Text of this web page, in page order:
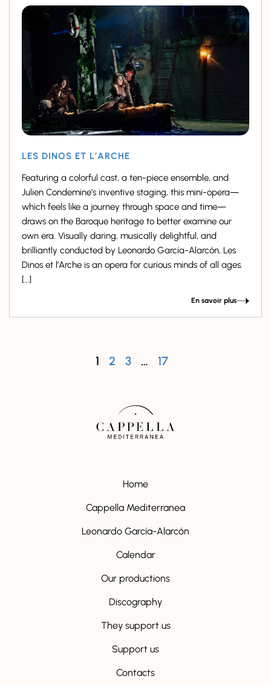
LES DINOS ET L’ARCHE
Featuring a colorful cast, a ten-piece ensemble, and
Julien Condemine’s inventive staging, this mini-opera—
which feels like a journey through space and time—
draws on the Baroque heritage to better examine our
own era. Visually daring, musically delightful, and
brilliantly conducted by Leonardo García-Alarcón, Les
Dinos et l’Arche is an opera for curious minds of all ages.
[…]
En savoir plus
1 2 3 … 17
Home
Cappella Mediterranea
Leonardo García-Alarcón
Calendar
Our productions
Discography
They support us
Support us
Contacts